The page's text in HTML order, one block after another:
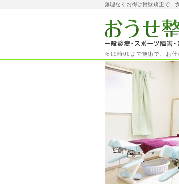
無理なくお得は骨盤矯正で、
夜19時00まで施術で、お仕